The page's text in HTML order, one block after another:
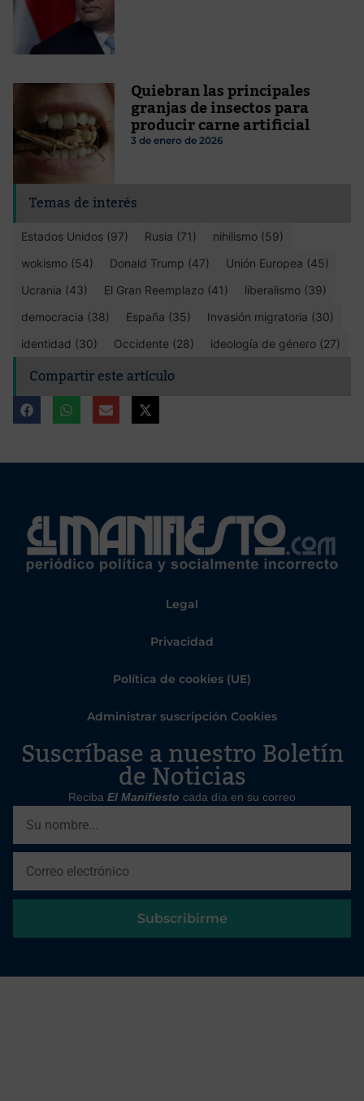
Quiebran las principales
granjas de insectos para
producir carne artificial
3 de enero de 2026
Temas de interés
Estados Unidos (97) Rusia (71)
nihilismo (59)
wokismo (54)
Donald Trump (47)
Unión Europea (45)
Ucrania (43)
El Gran Reemplazo (41)
liberalismo (39)
democracia (38)
España (35)
Invasión migratoria (30)
identidad (30)
Occidente (28) ideología de género (27)
Compartir este artículo
Legal
Privacidad
Política de cookies (UE)
Administrar suscripción Cookies
Suscríbase a nuestro Boletín
de Noticias
Reciba El Manifiesto cada día en su correo
Subscribirme